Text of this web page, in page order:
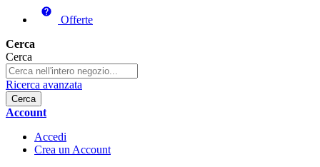
Offerte
Cerca
Cerca
Ricerca avanzata
Cerca
Account
Accedi
Crea un Account